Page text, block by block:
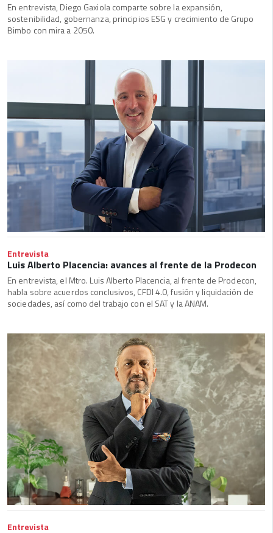
En entrevista, Diego Gaxiola comparte sobre la expansión,
sostenibilidad, gobernanza, principios ESG y crecimiento de Grupo
Bimbo con mira a 2050.
Entrevista
Luis Alberto Placencia: avances al frente de la Prodecon
En entrevista, el Mtro. Luis Alberto Placencia, al frente de Prodecon,
habla sobre acuerdos conclusivos, CFDI 4.0, fusión y liquidación de
sociedades, así como del trabajo con el SAT y la ANAM.
Entrevista